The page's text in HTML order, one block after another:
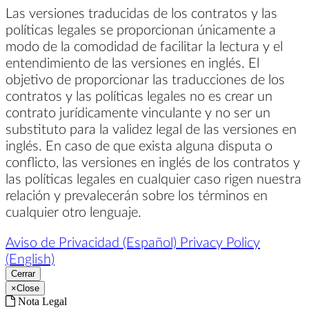
Las versiones traducidas de los contratos y las
políticas legales se proporcionan únicamente a
modo de la comodidad de facilitar la lectura y el
entendimiento de las versiones en inglés. El
objetivo de proporcionar las traducciones de los
contratos y las políticas legales no es crear un
contrato jurídicamente vinculante y no ser un
substituto para la validez legal de las versiones en
inglés. En caso de que exista alguna disputa o
conflicto, las versiones en inglés de los contratos y
las políticas legales en cualquier caso rigen nuestra
relación y prevalecerán sobre los términos en
cualquier otro lenguaje.
Aviso de Privacidad (Español) Privacy Policy
(English)
Cerrar
×Close
Nota Legal